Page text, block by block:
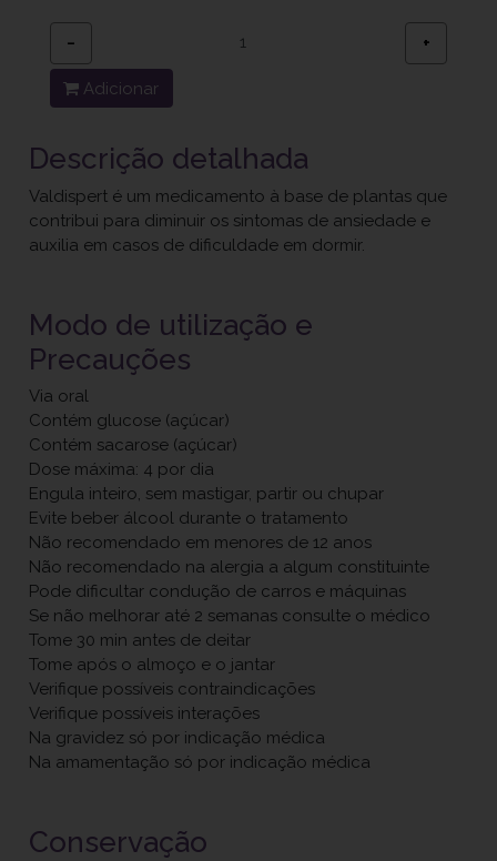
− +
Adicionar
Descrição detalhada
Valdispert é um medicamento à base de plantas que
contribui para diminuir os sintomas de ansiedade e
auxilia em casos de dificuldade em dormir.
Modo de utilização e
Precauções
Via oral
Contém glucose (açúcar)
Contém sacarose (açúcar)
Dose máxima: 4 por dia
Engula inteiro, sem mastigar, partir ou chupar
Evite beber álcool durante o tratamento
Não recomendado em menores de 12 anos
Não recomendado na alergia a algum constituinte
Pode dificultar condução de carros e máquinas
Se não melhorar até 2 semanas consulte o médico
Tome 30 min antes de deitar
Tome após o almoço e o jantar
Verifique possíveis contraindicações
Verifique possíveis interações
Na gravidez só por indicação médica
Na amamentação só por indicação médica
Conservação